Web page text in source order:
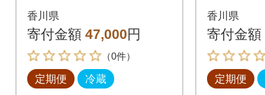
4回
香川県
寄付金額 47,000円
（0件）
定期便 冷蔵
全4回
香川県
寄付金額
定期便